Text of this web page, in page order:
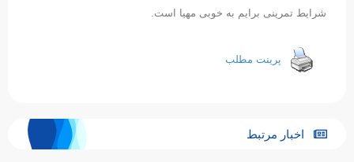
شرایط تمرینی برایم به خوبی مهیا است.
پرینت مطلب
اخبار مرتبط